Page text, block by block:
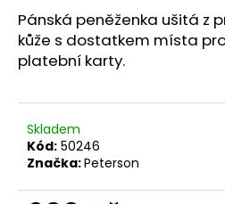
Pánská peněženka ušitá z
kůže s dostatkem místa
platební karty.
Skladem
Kód: 50246
Značka:Peterson
j
e
m